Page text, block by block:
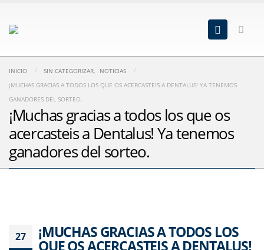
INICIO SIN CATEGORIZAR,
NOTICIAS
¡MUCHAS GRACIAS A TODOS LOS QUE OS ACERCASTEIS A DENTALUS! YA TENEMOS
GANADORES DEL SORTEO.
¡Muchas gracias a todos los que os
acercasteis a Dentalus! Ya tenemos
ganadores del sorteo.
27 ¡MUCHAS GRACIAS A TODOS LOS
QUE OS ACERCASTEIS A DENTALUS!